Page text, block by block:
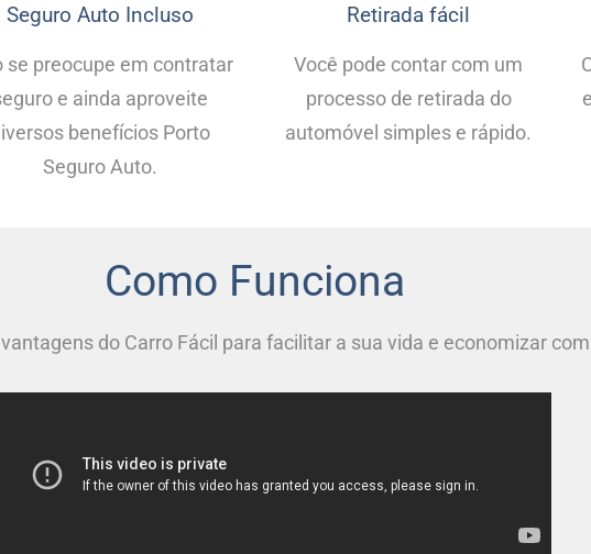
Seguro Auto Incluso
se preocupe em contratar
e ainda aproveite
benefícios Porto
Seguro Auto.
Retirada fácil
Você pode contar com um
processo de retirada do
automóvel simples e rápido.
Como Funciona
do Carro Fácil para facilitar a sua vida e economizar